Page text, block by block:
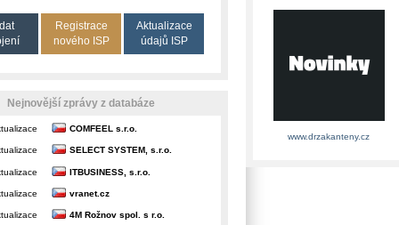
Registrace
nového ISP
Aktualizace
údajů ISP
Nejnovější zprávy z databáze
COMFEEL s.r.o.
SELECT SYSTEM, s.r.o.
ITBUSINESS, s.r.o.
vranet.cz
4M Rožnov spol. s r.o.
www.drzakanteny.cz